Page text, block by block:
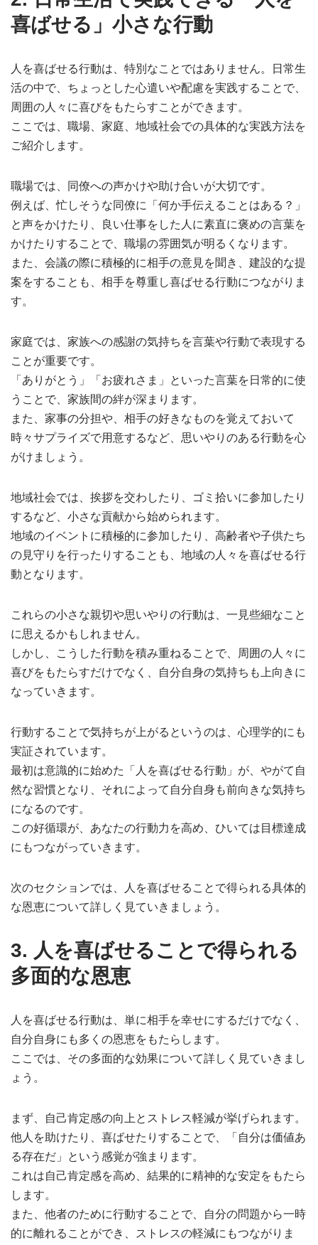
喜ばせる」小さな行動
人を喜ばせる行動は、特別なことではありません。日常生
活の中で、ちょっとした心遣いや配慮を実践することで、
周囲の人々に喜びをもたらすことができます。
ここでは、職場、家庭、地域社会での具体的な実践方法を
ご紹介します。
職場では、同僚への声かけや助け合いが大切です。
例えば、忙しそうな同僚に「何か手伝えることはある？」
と声をかけたり、良い仕事をした人に素直に褒めの言葉を
かけたりすることで、職場の雰囲気が明るくなります。
また、会議の際に積極的に相手の意見を聞き、建設的な提
案をすることも、相手を尊重し喜ばせる行動につながりま
す。
家庭では、家族への感謝の気持ちを言葉や行動で表現する
ことが重要です。
「ありがとう」「お疲れさま」といった言葉を日常的に使
うことで、家族間の絆が深まります。
また、家事の分担や、相手の好きなものを覚えておいて
時々サプライズで用意するなど、思いやりのある行動を心
がけましょう。
地域社会では、挨拶を交わしたり、ゴミ拾いに参加したり
するなど、小さな貢献から始められます。
地域のイベントに積極的に参加したり、高齢者や子供たち
の見守りを行ったりすることも、地域の人々を喜ばせる行
動となります。
これらの小さな親切や思いやりの行動は、一見些細なこと
に思えるかもしれません。
しかし、こうした行動を積み重ねることで、周囲の人々に
喜びをもたらすだけでなく、自分自身の気持ちも上向きに
なっていきます。
行動することで気持ちが上がるというのは、心理学的にも
実証されています。
最初は意識的に始めた「人を喜ばせる行動」が、やがて自
然な習慣となり、それによって自分自身も前向きな気持ち
になるのです。
この好循環が、あなたの行動力を高め、ひいては目標達成
にもつながっていきます。
次のセクションでは、人を喜ばせることで得られる具体的
な恩恵について詳しく見ていきましょう。
3. 人を喜ばせることで得られる
多面的な恩恵
人を喜ばせる行動は、単に相手を幸せにするだけでなく、
自分自身にも多くの恩恵をもたらします。
ここでは、その多面的な効果について詳しく見ていきまし
ょう。
まず、自己肯定感の向上とストレス軽減が挙げられます。
他人を助けたり、喜ばせたりすることで、「自分は価値あ
る存在だ」という感覚が強まります。
これは自己肯定感を高め、結果的に精神的な安定をもたら
します。
また、他者のために行動することで、自分の問題から一時
的に離れることができ、ストレスの軽減にもつながりま